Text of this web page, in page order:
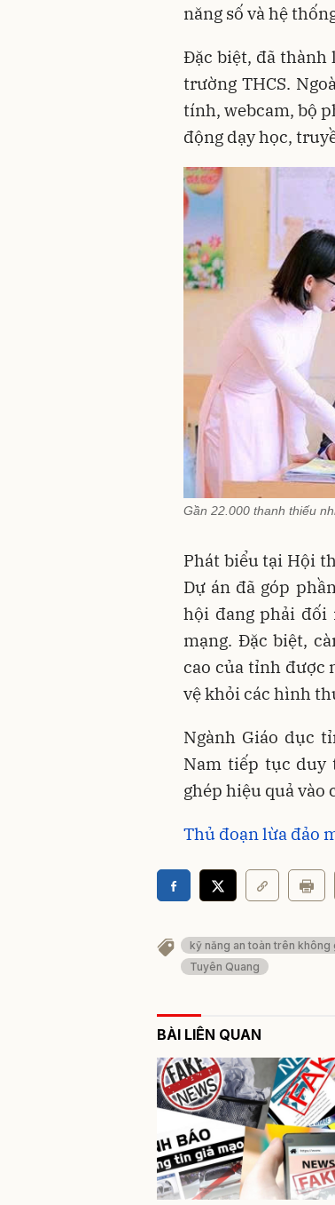
năng số và hệ
Đặc biệt, đã thành
trường THCS.
tính, webcam, bộ
động dạy học,
Gần 22.000 thanh thiếu
Phát biểu tại Hội
Dự án đã góp
hội đang phải đối
mạng. Đặc biệt,
cao của tỉnh được
vệ khỏi các hình
Ngành Giáo dục
Nam tiếp tục duy
ghép hiệu quả vào
Thủ đoạn lừa đảo
kỹ năng an toàn trên không
Tuyên Quang
BÀI LIÊN QUAN